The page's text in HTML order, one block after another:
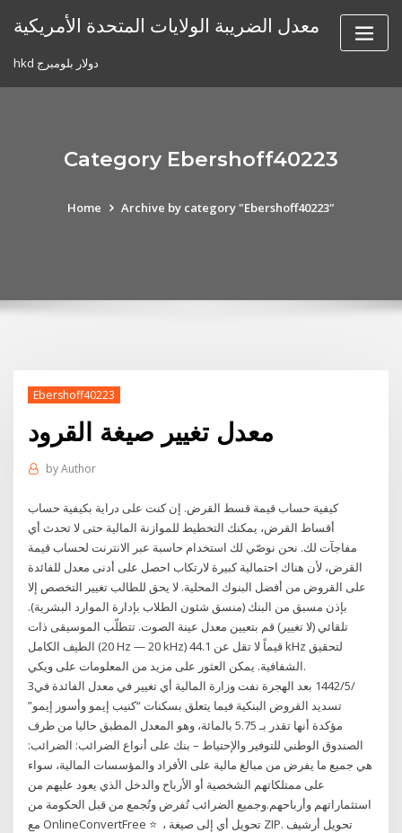
معدل الضريبة الولايات المتحدة الأمريكية
hkd دولار بلومبرج
Category Ebershoff40223
Home Archive by category "Ebershoff40223"
Ebershoff40223
معدل تغيير صيغة القرود
byAuthor
كيفية حساب قيمة قسط القرض. إن كنت على دراية بكيفية حساب
أقساط القرض، يمكنك التخطيط للموازنة المالية حتى لا تحدث أي
مفاجآت لك. نحن نوصّي لك استخدام حاسبة عبر الانترنت لحساب قيمة
القرض، لأن هناك احتمالية كبيرة لارتكاب احصل على أدنى معدل للفائدة
على القروض من أفضل البنوك المحلية. لا يحق للطالب تغيير التخصص إلا
بإذن مسبق من البنك (منسق شئون الطلاب بإدارة الموارد البشرية).
تلقائي (لا تغيير) قم بتعيين معدل عينة الصوت. تتطلّب الموسيقى ذات
الطيف الكامل (20 Hz — 20 kHz) قيماً لا تقل عن 44.1 kHz لتحقيق
الشفافية. يمكن العثور على مزيد من المعلومات على ويكي.
3‏‏/5‏‏/1442 بعد الهجرة نفت وزارة المالية أي تغيير في معدل الفائدة في
تسديد القروض البنكية فيما يتعلق بسكنات “كنيب إيمو وأسور إيمو”
مؤكدة أنها تقدر بـ 5.75 بالمائة، وهو المعدل المطبق حاليا من طرف
الصندوق الوطني للتوفير والإحتياط – بنك على أنواع الضرائب: الضرائب:
هي جميع ما يفرض من مبالغ مالية على الأفراد والمؤسسات المالية، سواء
على ممتلكاتهم الشخصية أو الأرباح والدخل الذي يعود عليهم من
استثماراتهم وأرباحهم.وجميع الضرائب تُفرض وتُجمع من قبل الحكومة من
مع OnlineConvertFree ⭐ ️ ، تحويل أي إلى صيغة ZIP. تحويل أرشيف